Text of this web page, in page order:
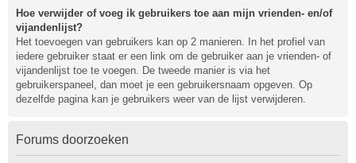
Hoe verwijder of voeg ik gebruikers toe aan mijn vrienden- en/of
vijandenlijst?
Het toevoegen van gebruikers kan op 2 manieren. In het profiel van
iedere gebruiker staat er een link om de gebruiker aan je vrienden- of
vijandenlijst toe te voegen. De tweede manier is via het
gebruikerspaneel, dan moet je een gebruikersnaam opgeven. Op
dezelfde pagina kan je gebruikers weer van de lijst verwijderen.
Forums doorzoeken